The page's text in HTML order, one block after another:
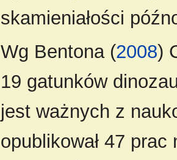
skamieniałości
Wg Bentona (2008)
19 gatunków
jest ważnych z
opublikował 47